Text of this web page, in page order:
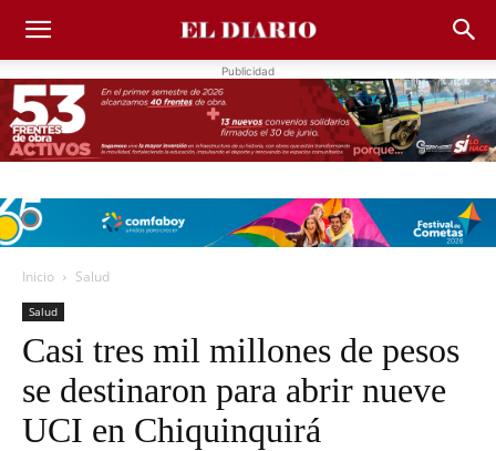
Publicidad
Inicio Salud
Salud
Casi tres mil millones de pesos
se destinaron para abrir nueve
UCI en Chiquinquirá